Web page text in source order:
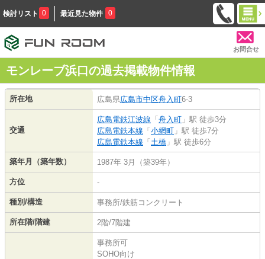
検討リスト 0 最近見た物件 0
お問合せ
モンレーブ浜口の過去掲載物件情報
所在地 広島県広島市中区舟入町6-3
交通
広島電鉄江波線 「 舟入町 」駅 徒歩3分
広島電鉄本線 「 小網町 」駅 徒歩7分
広島電鉄本線 「 土橋 」駅 徒歩6分
築年月（築年数） 1987年 3月（築39年）
方位 -
種別/構造 事務所/鉄筋コンクリート
所在階/階建 2階/7階建
事務所可
SOHO向け